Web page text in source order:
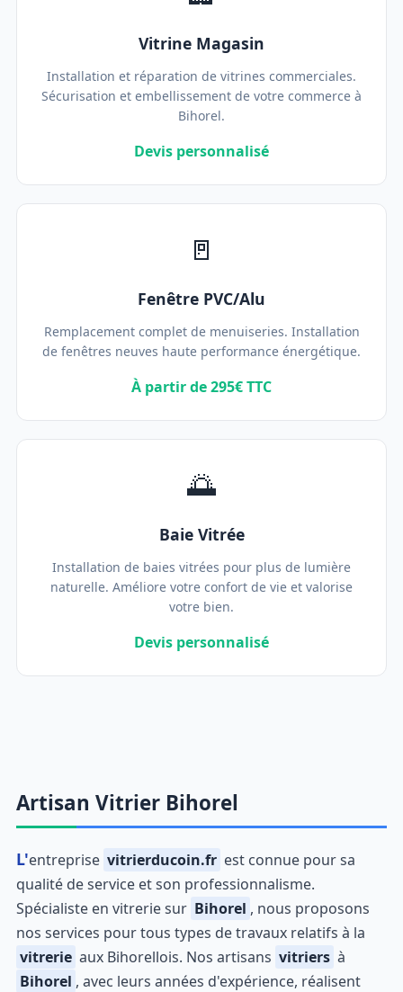
Vitrine Magasin
Installation et réparation de vitrines commerciales.
Sécurisation et embellissement de votre commerce à
Bihorel.
Devis personnalisé
🚪
Fenêtre PVC/Alu
Remplacement complet de menuiseries. Installation
de fenêtres neuves haute performance énergétique.
À partir de 295€ TTC
🌅
Baie Vitrée
Installation de baies vitrées pour plus de lumière
naturelle. Améliore votre confort de vie et valorise
votre bien.
Devis personnalisé
Artisan Vitrier Bihorel
L'entreprise vitrierducoin.fr est connue pour sa
qualité de service et son professionnalisme.
Spécialiste en vitrerie sur Bihorel , nous proposons
nos services pour tous types de travaux relatifs à la
vitrerie aux Bihorellois. Nos artisans vitriers à
Bihorel , avec leurs années d'expérience, réalisent